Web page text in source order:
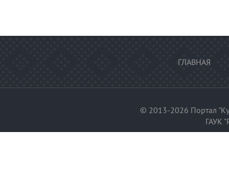
ГЛАВНАЯ
© 2013-2026 Портал
ГАУК